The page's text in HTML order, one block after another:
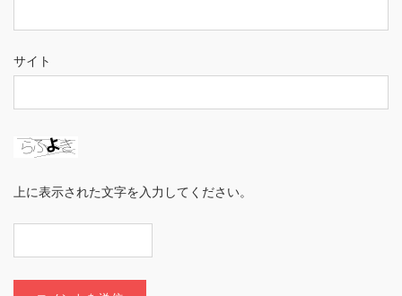
サイト
上に表示された文字を入力してください。